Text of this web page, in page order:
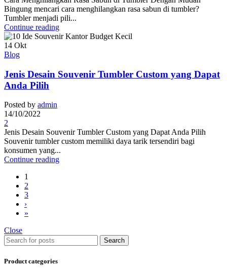
Bingung mencari cara menghilangkan rasa sabun di tumbler?
Tumbler menjadi pili...
Continue reading
14 Okt
Blog
Jenis Desain Souvenir Tumbler Custom yang Dapat
Anda Pilih
Posted by admin
14/10/2022
2
Jenis Desain Souvenir Tumbler Custom yang Dapat Anda Pilih
Souvenir tumbler custom memiliki daya tarik tersendiri bagi
konsumen yang...
Continue reading
1
2
3
›
»
Close
Search
Product categories